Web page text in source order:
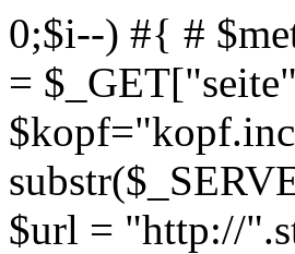
0;$i--) #{ #
=
$url = "http://